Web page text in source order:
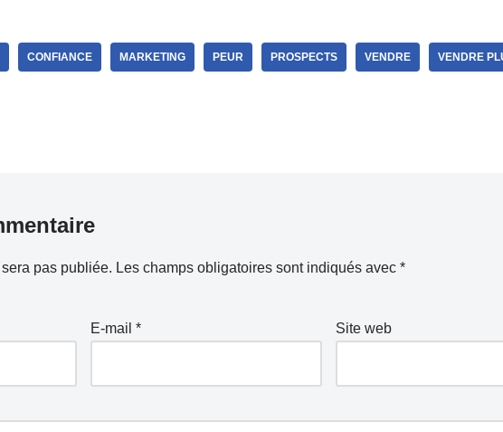
CONFIANCE MARKETING PEUR PROSPECTS VENDRE VENDRE
pas publiée. Les champs obligatoires sont indiqués avec *
E-mail* Site web